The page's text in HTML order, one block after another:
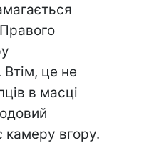
це не
в масці
камеру вгору.